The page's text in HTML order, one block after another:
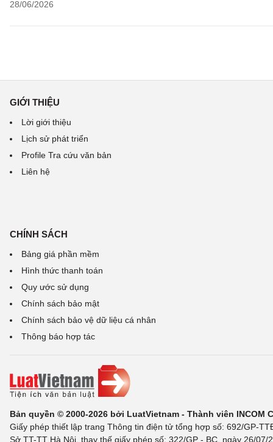
28/06/2026
GIỚI THIỆU
Lời giới thiệu
Lịch sử phát triển
Profile Tra cứu văn bản
Liên hệ
CHÍNH SÁCH
Bảng giá phần mềm
Hình thức thanh toán
Quy ước sử dụng
Chính sách bảo mật
Chính sách bảo vệ dữ liệu cá nhân
Thông báo hợp tác
Bản quyền © 2000-2026 bởi LuatVietnam - Thành viên INCOM
Giấy phép thiết lập trang Thông tin điện tử tổng hợp số: 692/GP-
Sở TT-TT Hà Nội, thay thế giấy phép số: 322/GP - BC, ngày 26/